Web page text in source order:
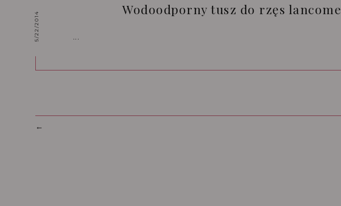
5/22/2014
Wodoodporny tusz do rzęs lancome
...
←